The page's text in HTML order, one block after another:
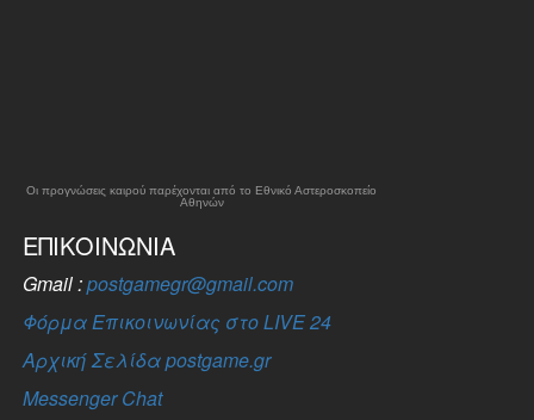
Οι προγνώσεις καιρού παρέχονται από το Εθνικό Αστεροσκοπείο
Αθηνών
ΕΠΙΚΟΙΝΩΝΊΑ
Gmail :postgamegr@gmail.com
Φόρμα Επικοινωνίας στο LIVE 24
Αρχική Σελίδα postgame.gr
Messenger Chat